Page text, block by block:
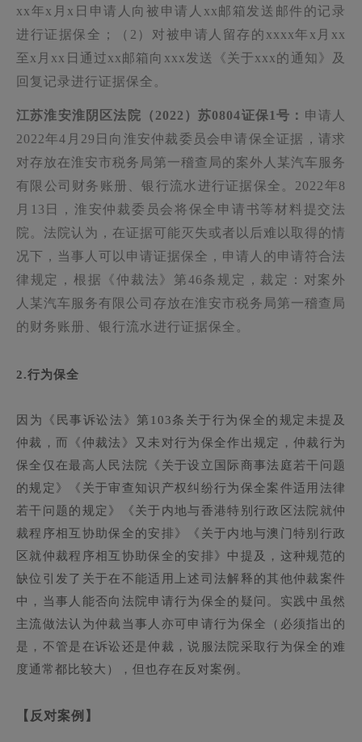
xx年x 月 x 日申请人向被申请人 xx邮箱发送邮件的记录
进行证据保全；（ 2 ）对被申请人留存的 xxxx年 x 月 xx
至x 月 xx 日通过xx邮箱向 xxx发送《关于xxx的通知》及
回复记录进行证据保全。
江苏淮安淮阴区法院（ 2022 ）苏0804证保1号： 申请人
2022年4 月 29 日向淮安仲裁委员会申请保全证据，请求
对存放在淮安市税务局第一稽查局的案外人某汽车服务
有限公司财务账册、银行流水进行证据保全。 2022年8
月 13 日，淮安仲裁委员会将保全申请书等材料提交法
院。法院认为，在证据可能灭失或者以后难以取得的情
况下，当事人可以申请证据保全，申请人的申请符合法
律规定，根据《仲裁法》第46条规定，裁定：对案外
人某汽车服务有限公司存放在淮安市税务局第一稽查局
的财务账册、银行流水进行证据保全。
2.行为保全
因为《民事诉讼法》第103条关于行为保全的规定未提及
仲裁，而《仲裁法》又未对行为保全作出规定，仲裁行为
保全仅在最高人民法院《关于设立国际商事法庭若干问题
的规定》《关于审查知识产权纠纷行为保全案件适用法律
若干问题的规定》《关于内地与香港特别行政区法院就仲
裁程序相互协助保全的安排》《关于内地与澳门特别行政
区就仲裁程序相互协助保全的安排》中提及，这种规范的
缺位引发了关于在不能适用上述司法解释的其他仲裁案件
中，当事人能否向法院申请行为保全的疑问。实践中虽然
主流做法认为仲裁当事人亦可申请行为保全（必须指出的
是，不管是在诉讼还是仲裁，说服法院采取行为保全的难
度通常都比较大），但也存在反对案例。
【反对案例】